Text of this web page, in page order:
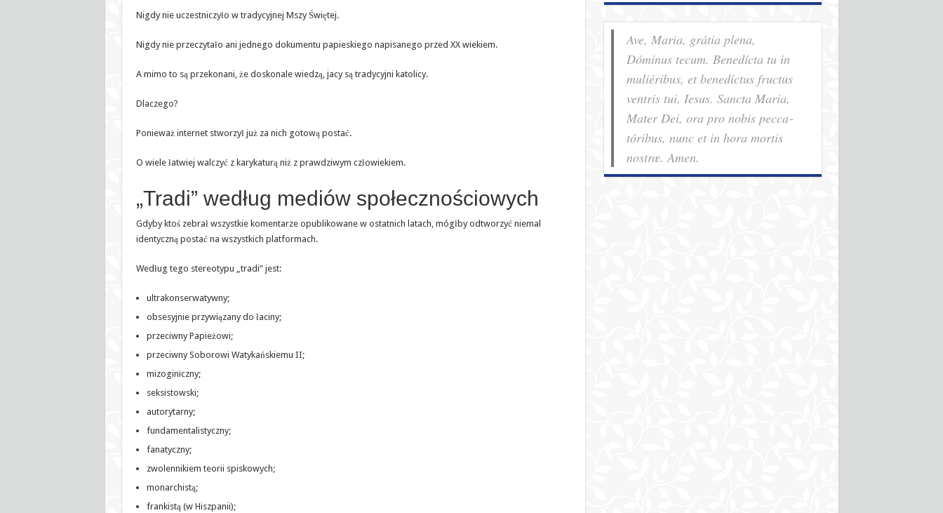
Nigdy nie uczestniczyło w tradycyjnej Mszy Świętej.
Nigdy nie przeczytało ani jednego dokumentu papieskiego napisanego przed XX wiekiem.
A mimo to są przekonani, że doskonale wiedzą, jacy są tradycyjni katolicy.
Dlaczego?
Ponieważ internet stworzył już za nich gotową postać.
O wiele łatwiej walczyć z karykaturą niż z prawdziwym człowiekiem.
„Tradi” według mediów społecznościowych
Gdyby ktoś zebrał wszystkie komentarze opublikowane w ostatnich latach, mógłby odtworzyć niemal
identyczną postać na wszystkich platformach.
Według tego stereotypu „tradi” jest:
ultrakonserwatywny;
obsesyjnie przywiązany do łaciny;
przeciwny Papieżowi;
przeciwny Soborowi Watykańskiemu II;
mizoginiczny;
seksistowski;
autorytarny;
fundamentalistyczny;
fanatyczny;
zwolennikiem teorii spiskowych;
monarchistą;
frankistą (w Hiszpanii);
Ave, Maria, grátia plena,
Dóminus tecum. Benedícta tu in
muliéribus, et benedíctus fructus
ventris tui, Iesus. Sancta Maria,
Mater Dei, ora pro nobis pec­ca­
tóribus, nunc et in hora mortis
nostræ. Amen.